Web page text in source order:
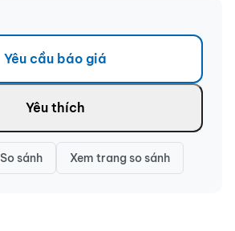
Yêu cầu báo giá
Yêu thích
So sánh Xem trang so sánh